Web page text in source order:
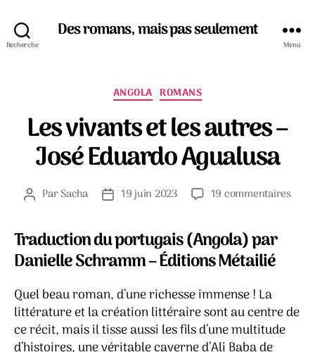
Recherche
Des romans, mais pas seulement
Menu
Catégories
ANGOLA ROMANS
Les vivants et les autres –
José Eduardo Agualusa
Auteur
ParSacha
Date19 juin 2023 19 commentairessur
Traduction du portugais (Angola) par
Danielle Schramm – Éditions Métailié
Quel beau roman, d’une richesse immense ! La
littérature et la création littéraire sont au centre de
ce récit, mais il tisse aussi les fils d’une multitude
d’histoires, une véritable caverne d’Ali Baba de